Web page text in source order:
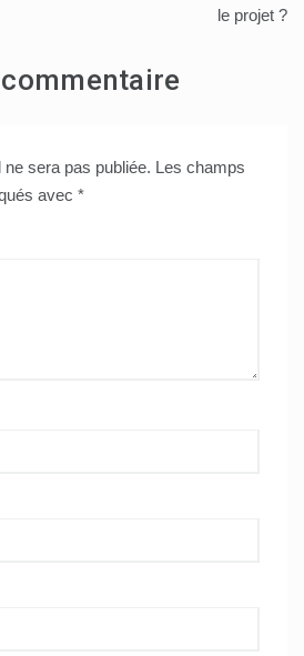
le projet ?
sera pas publiée. Les champs
avec *